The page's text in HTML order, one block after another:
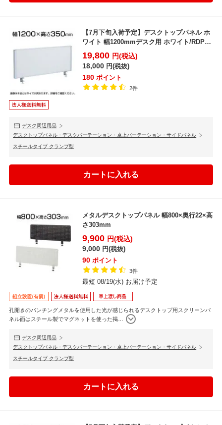
【7月下旬入荷予定】デスクトップパネル ホ
ワイト 幅1200mmデスク用 ホワイト/RDP-
1200...
19,800 円(税込)
18,000 円(税抜)
180 ポイント
2件
デスク周辺用品
デスクトップパネル・デスクパーテーション・卓上パーテーション・サイドパネル
スチールタイプ クランプ型
メタルデスクトップパネル 幅800×奥行22×高
さ303mm
9,900 円(税込)
9,000 円(税抜)
90 ポイント
3件
最短 08/19(水) お届け予定
孔開きのパンチングメタルを使用した光が感じられるデスクトップ用スクリーンパ
ネル面はスチール製でマグネットを使った掲…
デスク周辺用品
デスクトップパネル・デスクパーテーション・卓上パーテーション・サイドパネル
スチールタイプ クランプ型